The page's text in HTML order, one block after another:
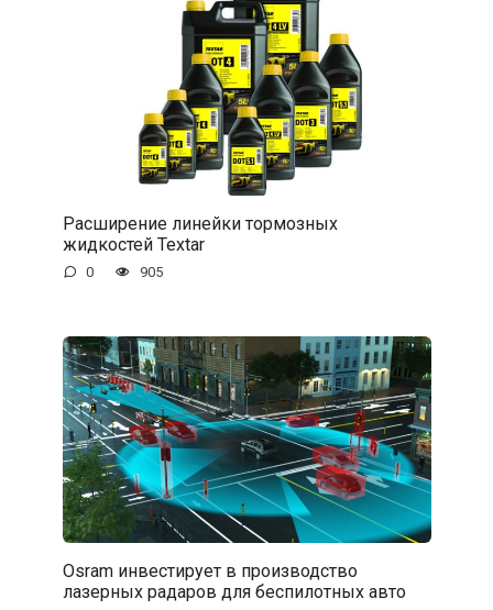
Расширение линейки тормозных
жидкостей Textar
0 905
Osram инвестирует в производство
лазерных радаров для беспилотных авто